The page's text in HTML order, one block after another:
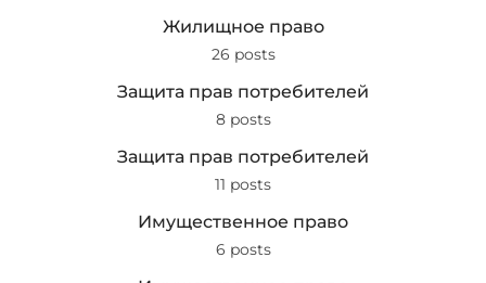
Жилищное право
26 posts
Защита прав потребителей
8 posts
Защита прав потребителей
11 posts
Имущественное право
6 posts